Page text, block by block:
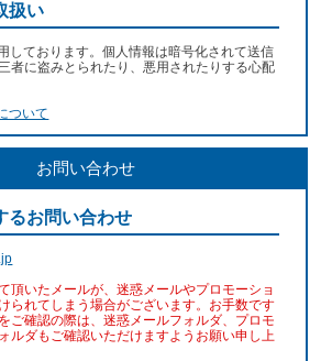
扱い
しております。個人情報は暗号化されて送信
者に盗みとられたり、悪用されたりする心配
ついて
お問い合わせ
るお問い合わせ
頂いたメールが、迷惑メールやプロモーショ
られてしまう場合がございます。お手数です
ご確認の際は、迷惑メールフォルダ、プロモ
ルダもご確認いただけますようお願い申し上